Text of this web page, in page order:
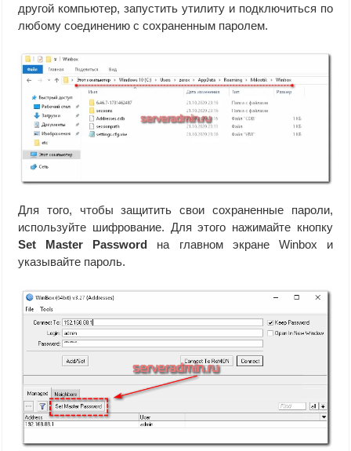
другой компьютер, запустить утилиту и подключиться по
любому соединению с сохраненным паролем.
Для того, чтобы защитить свои сохраненные пароли,
используйте шифрование. Для этого нажимайте кнопку
Set Master Password на главном экране Winbox и
указывайте пароль.